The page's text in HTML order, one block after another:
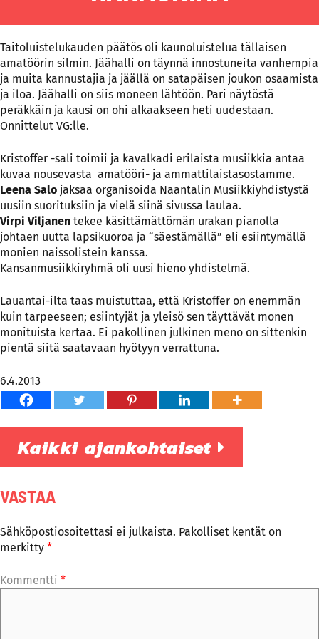
Taitoluistelukauden päätös oli kaunoluistelua tällaisen
amatöörin silmin. Jäähalli on täynnä innostuneita vanhempia
ja muita kannustajia ja jäällä on satapäisen joukon osaamista
ja iloa. Jäähalli on siis moneen lähtöön. Pari näytöstä
peräkkäin ja kausi on ohi alkaakseen heti uudestaan.
Onnittelut VG:lle.
Kristoffer -sali toimii ja kavalkadi erilaista musiikkia antaa
kuvaa nousevasta amatööri- ja ammattilaistasostamme.
Leena Salo jaksaa organisoida Naantalin Musiikkiyhdistystä
uusiin suorituksiin ja vielä siinä sivussa laulaa.
Virpi Viljanen tekee käsittämättömän urakan pianolla
johtaen uutta lapsikuoroa ja “säestämällä” eli esiintymällä
monien naissolistein kanssa.
Kansanmusiikkiryhmä oli uusi hieno yhdistelmä.
Lauantai-ilta taas muistuttaa, että Kristoffer on enemmän
kuin tarpeeseen; esiintyjät ja yleisö sen täyttävät monen
monituista kertaa. Ei pakollinen julkinen meno on sittenkin
pientä siitä saatavaan hyötyyn verrattuna.
6.4.2013
Kaikki ajankohtaiset
VASTAA
Sähköpostiosoitettasi ei julkaista. Pakolliset kentät on
merkitty *
Kommentti *